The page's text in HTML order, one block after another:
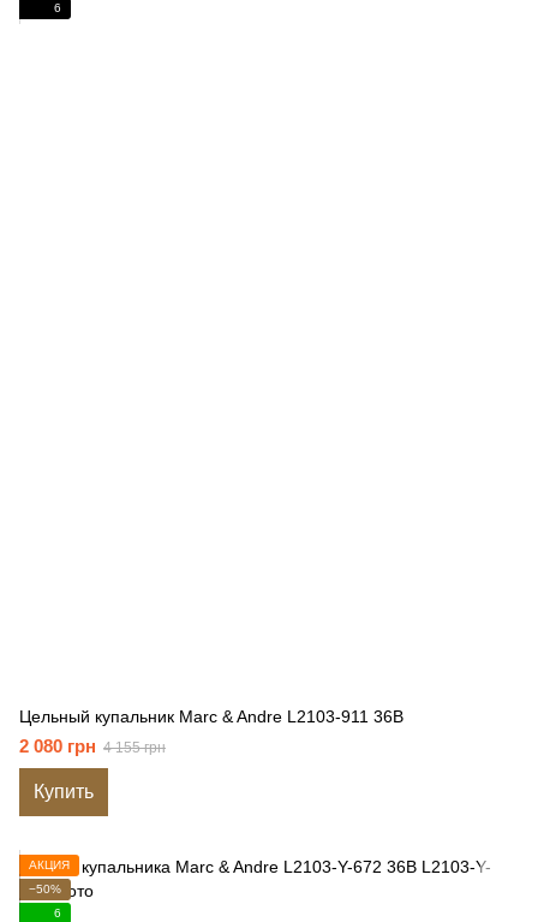
6
Цельный купальник Marc & Andre L2103-911 36B
2 080 грн 4 155 грн
Купить
АКЦИЯ
−50%
6